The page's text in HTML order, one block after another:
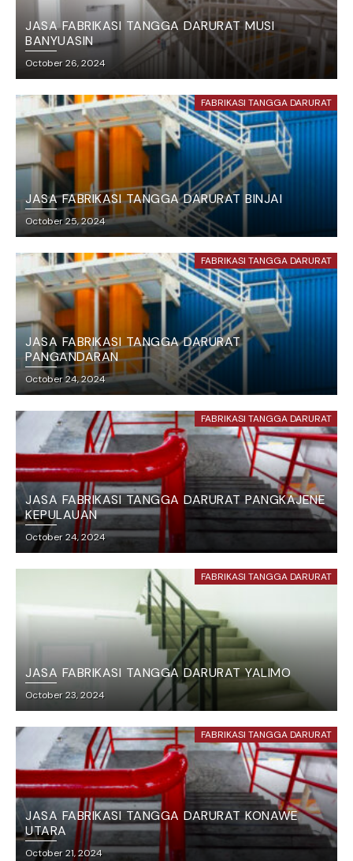
JASA FABRIKASI TANGGA DARURAT MUSI
BANYUASIN
October 26, 2024
FABRIKASI TANGGA DARURAT
JASA FABRIKASI TANGGA DARURAT BINJAI
October 25, 2024
FABRIKASI TANGGA DARURAT
JASA FABRIKASI TANGGA DARURAT
PANGANDARAN
October 24, 2024
FABRIKASI TANGGA DARURAT
JASA FABRIKASI TANGGA DARURAT PANGKAJENE
KEPULAUAN
October 24, 2024
FABRIKASI TANGGA DARURAT
JASA FABRIKASI TANGGA DARURAT YALIMO
October 23, 2024
FABRIKASI TANGGA DARURAT
JASA FABRIKASI TANGGA DARURAT KONAWE
UTARA
October 21, 2024